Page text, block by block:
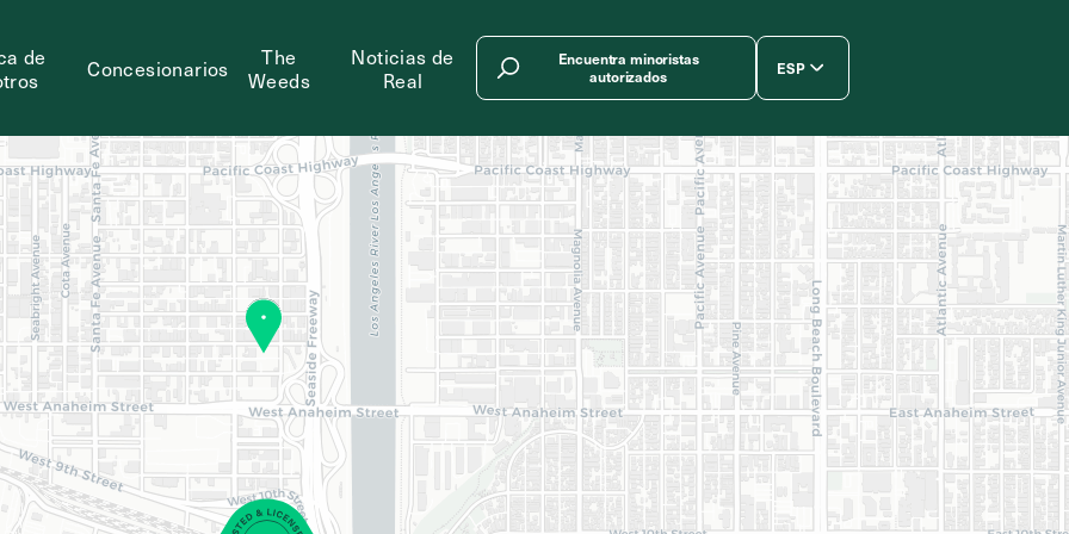
de
Concesionarios
The
Weeds
Noticias de
Real
Encuentra minoristas
autorizados
ESP